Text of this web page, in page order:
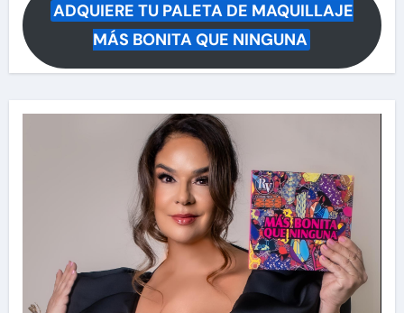
ADQUIERE TU PALETA DE MAQUILLAJE
MÁS BONITA QUE NINGUNA